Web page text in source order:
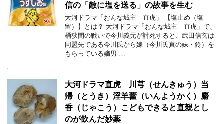
信の「敵に塩を送る」の故事を生む
大河ドラマ「おんな城主 直虎」 【塩止め（塩
留）】とは？ 大河ドラマ「おんな城主 直虎」で、
桶狭間の戦いで今川義元が討死すると、武田信玄は
同盟先である今川氏から嫁（今川氏真の妹・鈴）を
もらっている嫡男 …
大河ドラマ直虎 川芎（せんきゅう）当
帰（とうき）淫羊藿（いんようかく）麝
香（じゃこう）こどもできると直親とし
のが飲んだ妙薬